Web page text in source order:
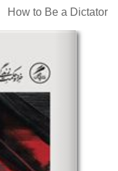
How to Be a Dictator